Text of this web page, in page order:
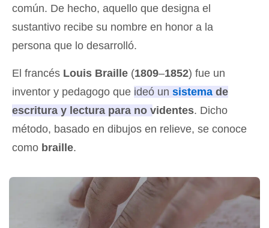
común. De hecho, aquello que designa el
sustantivo recibe su nombre en honor a la
persona que lo desarrolló.
El francés Louis Braille (1809–1852) fue un
inventor y pedagogo que ideó un sistema de
escritura y lectura para no videntes. Dicho
método, basado en dibujos en relieve, se conoce
como braille.